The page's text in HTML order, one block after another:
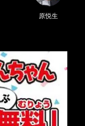
原悦生